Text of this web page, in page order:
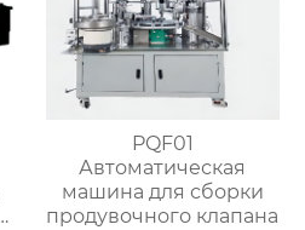
PQF01
Автоматическая
машина для сборки
продувочного клапана